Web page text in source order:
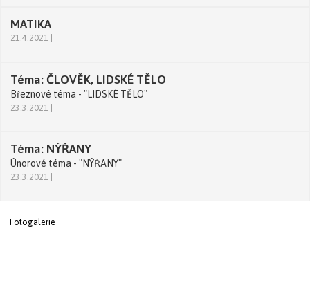
MATIKA
21.4.2021 |
Téma: ČLOVĚK, LIDSKÉ TĚLO
Březnové téma - "LIDSKÉ TĚLO"
23.3.2021 |
Téma: NÝŘANY
Únorové téma - "NÝŘANY"
23.3.2021 |
Fotogalerie